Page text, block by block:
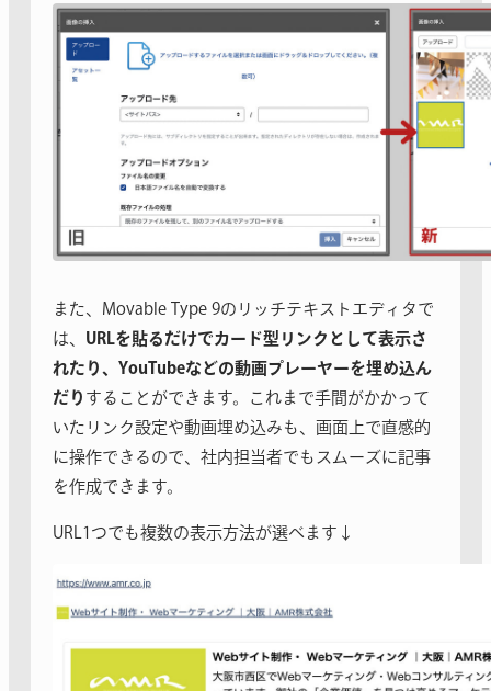
また、Movable Type 9のリッチテキストエディタで
は、 URLを貼るだけでカード型リンクとして表示さ
れたり、YouTubeなどの動画プレーヤーを埋め込ん
だり することができます。これまで手間がかかって
いたリンク設定や動画埋め込みも、画面上で直感的
に操作できるので、社内担当者でもスムーズに記事
を作成できます。
URL1つでも複数の表示方法が選べます↓